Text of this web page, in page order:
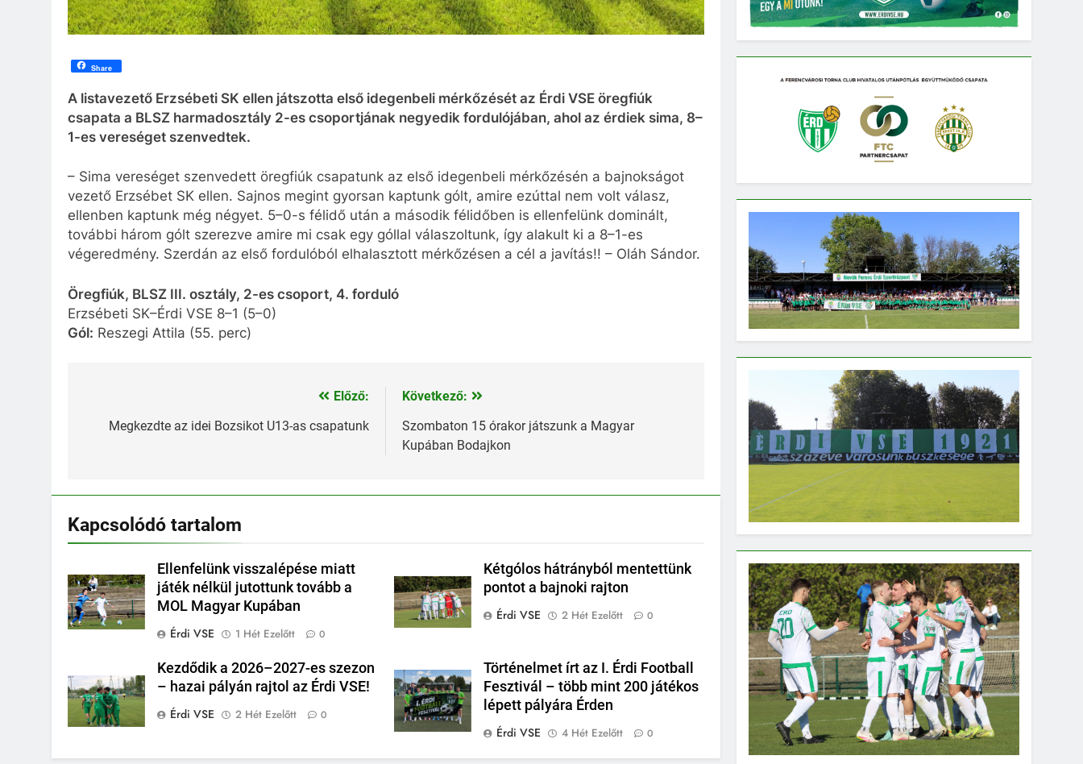
Share
A listavezető Erzsébeti SK ellen játszotta első idegenbeli mérkőzését az Érdi VSE öregfiúk
csapata a BLSZ harmadosztály 2-es csoportjának negyedik fordulójában, ahol az érdiek sima, 8–
1-es vereséget szenvedtek.
– Sima vereséget szenvedett öregfiúk csapatunk az első idegenbeli mérkőzésén a bajnokságot
vezető Erzsébet SK ellen. Sajnos megint gyorsan kaptunk gólt, amire ezúttal nem volt válasz,
ellenben kaptunk még négyet. 5–0-s félidő után a második félidőben is ellenfelünk dominált,
további három gólt szerezve amire mi csak egy góllal válaszoltunk, így alakult ki a 8–1-es
végeredmény. Szerdán az első fordulóból elhalasztott mérkőzésen a cél a javítás!! – Oláh Sándor.
Öregfiúk, BLSZ III. osztály, 2-es csoport, 4. forduló
Erzsébeti SK–Érdi VSE 8–1 (5–0)
Gól: Reszegi Attila (55. perc)
navigáció
Előző:
Megkezdte az idei Bozsikot U13-as csapatunk
Következő:
Szombaton 15 órakor játszunk a Magyar
Kupában Bodajkon
Kapcsolódó tartalom
Ellenfelünk visszalépése miatt
játék nélkül jutottunk tovább a
MOL Magyar Kupában
Érdi VSE
1 Hét Ezelőtt 0
Kétgólos hátrányból mentettünk
pontot a bajnoki rajton
Érdi VSE
2 Hét Ezelőtt 0
Kezdődik a 2026–2027-es szezon
– hazai pályán rajtol az Érdi VSE!
Érdi VSE
2 Hét Ezelőtt 0
Történelmet írt az I. Érdi Football
Fesztivál – több mint 200 játékos
lépett pályára Érden
Érdi VSE
4 Hét Ezelőtt 0